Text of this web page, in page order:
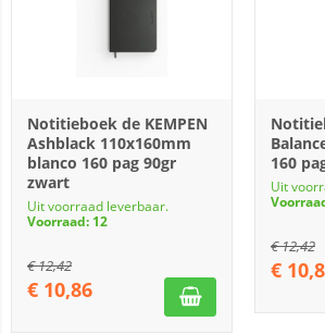
Notitieboek de KEMPEN
Ashblack 110x160mm
blanco 160 pag 90gr
zwart
Uit voorraad leverbaar.
Voorraad: 12
€12,42
€ 10,86
160
Uit
€12,42
€